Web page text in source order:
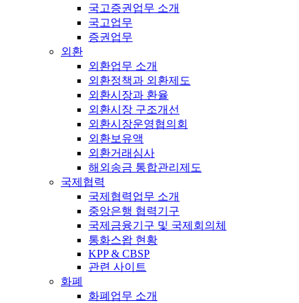
국고증권업무 소개
국고업무
증권업무
외환
외환업무 소개
외환정책과 외환제도
외환시장과 환율
외환시장 구조개선
외환시장운영협의회
외환보유액
외환거래심사
해외송금 통합관리제도
국제협력
국제협력업무 소개
중앙은행 협력기구
국제금융기구 및 국제회의체
통화스왑 현황
KPP & CBSP
관련 사이트
화폐
화폐업무 소개